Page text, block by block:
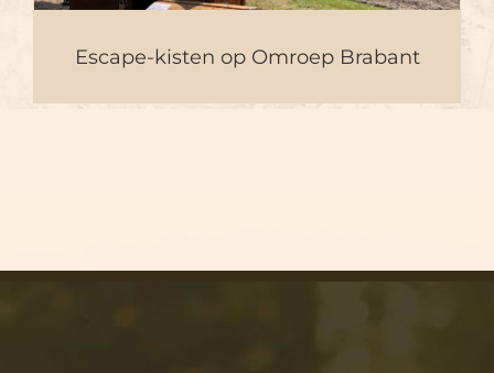
Escape-kisten op Omroep Brabant